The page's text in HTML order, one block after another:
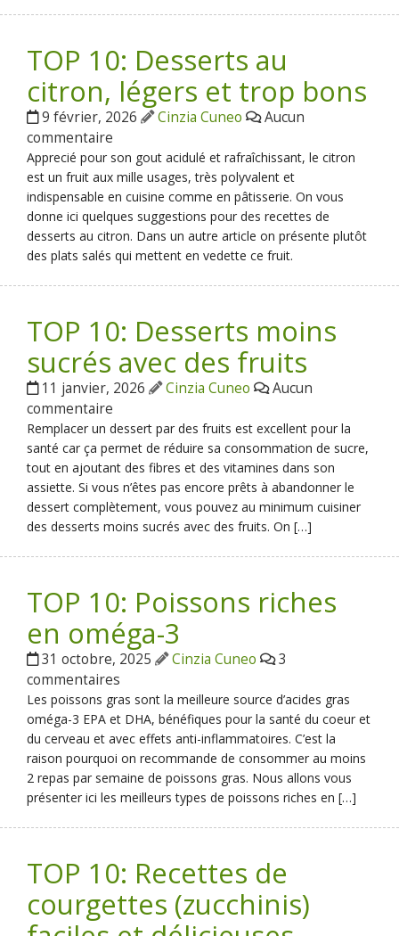
TOP 10: Desserts au
citron, légers et trop bons
9 février, 2026 Cinzia Cuneo
Aucun
commentaire
Apprecié pour son gout acidulé et rafraîchissant, le citron
est un fruit aux mille usages, très polyvalent et
indispensable en cuisine comme en pâtisserie. On vous
donne ici quelques suggestions pour des recettes de
desserts au citron. Dans un autre article on présente plutôt
des plats salés qui mettent en vedette ce fruit.
TOP 10: Desserts moins
sucrés avec des fruits
11 janvier, 2026 Cinzia Cuneo
Aucun
commentaire
Remplacer un dessert par des fruits est excellent pour la
santé car ça permet de réduire sa consommation de sucre,
tout en ajoutant des fibres et des vitamines dans son
assiette. Si vous n’êtes pas encore prêts à abandonner le
dessert complètement, vous pouvez au minimum cuisiner
des desserts moins sucrés avec des fruits. On […]
TOP 10: Poissons riches
en oméga-3
31 octobre, 2025 Cinzia Cuneo
3
commentaires
Les poissons gras sont la meilleure source d’acides gras
oméga-3 EPA et DHA, bénéfiques pour la santé du coeur et
du cerveau et avec effets anti-inflammatoires. C’est la
raison pourquoi on recommande de consommer au moins
2 repas par semaine de poissons gras. Nous allons vous
présenter ici les meilleurs types de poissons riches en […]
TOP 10: Recettes de
courgettes (zucchinis)